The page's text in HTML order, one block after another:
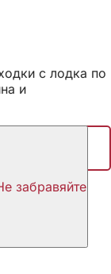
с лодка по
и
забравяйте